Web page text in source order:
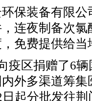
保装备有限
连夜制备次
免费提供给当
疫区捐赠了6
外多渠道筹
起分批发往